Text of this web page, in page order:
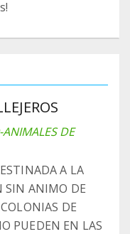
DE
A LA
SIN ANIMO DE
DE
PUEDEN EN LAS